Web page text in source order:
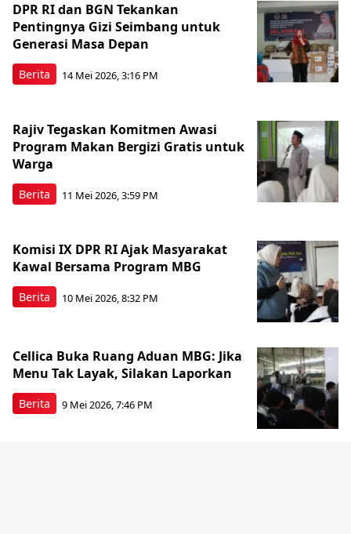
Berita
DPR RI dan BGN Tekankan
Pentingnya Gizi Seimbang untuk
Generasi Masa Depan
14 Mei 2026, 3:16 PM
Berita
Rajiv Tegaskan Komitmen Awasi
Program Makan Bergizi Gratis untuk
Warga
11 Mei 2026, 3:59 PM
Berita
Komisi IX DPR RI Ajak Masyarakat
Kawal Bersama Program MBG
10 Mei 2026, 8:32 PM
Berita
Cellica Buka Ruang Aduan MBG: Jika
Menu Tak Layak, Silakan Laporkan
9 Mei 2026, 7:46 PM